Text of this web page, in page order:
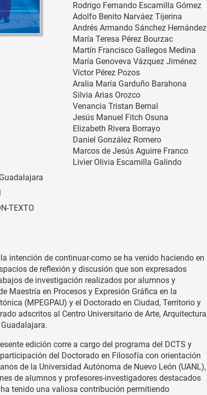
Rodrigo Fernando Escamilla Gómez
Adolfo Benito Narváez Tijerina
Andrés Armando Sánchez Hernández
María Teresa Pérez Bourzac
Martín Francisco Gallegos Medina
María Genoveva Vázquez Jiménez
Víctor Pérez Pozos
Aralia María Garduño Barahona
Silvia Arias Orozco
Venancia Tristan Bernal
Jesús Manuel Fitch Osuna
Elizabeth Rivera Borrayo
Daniel González Romero
Marcos de Jesús Aguirre Franco
Livier Olivia Escamilla Galindo
TEXTO
intención de continuar-como se ha venido haciendo en
de reflexión y discusión que son expresados
de investigación realizados por alumnos y
Maestría en Procesos y Expresión Gráfica en la
(MPEGPAU) y el Doctorado en Ciudad, Territorio y
adscritos al Centro Universitario de Arte, Arquitectura
edición corre a cargo del programa del DCTS y
del Doctorado en Filosofía con orientación
de la Universidad Autónoma de Nuevo León (UANL),
de alumnos y profesores-investigadores destacados
tenido una valiosa contribución permitiendo